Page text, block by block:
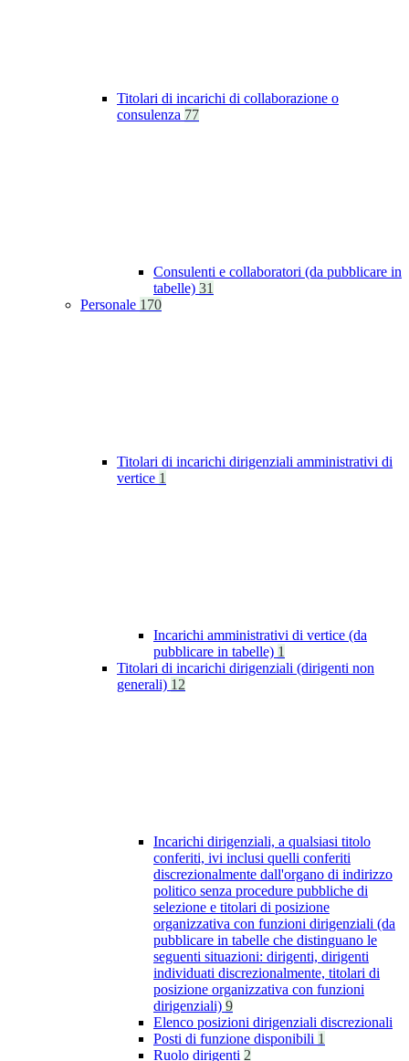
Titolari di incarichi di collaborazione o
consulenza 77
Consulenti e collaboratori (da pubblicare in
tabelle) 31
Personale 170
Titolari di incarichi dirigenziali amministrativi di
vertice 1
Incarichi amministrativi di vertice (da
pubblicare in tabelle) 1
Titolari di incarichi dirigenziali (dirigenti non
generali) 12
Incarichi dirigenziali, a qualsiasi titolo
conferiti, ivi inclusi quelli conferiti
discrezionalmente dall'organo di indirizzo
politico senza procedure pubbliche di
selezione e titolari di posizione
organizzativa con funzioni dirigenziali (da
pubblicare in tabelle che distinguano le
seguenti situazioni: dirigenti, dirigenti
individuati discrezionalmente, titolari di
posizione organizzativa con funzioni
dirigenziali) 9
Elenco posizioni dirigenziali discrezionali
Posti di funzione disponibili 1
Ruolo dirigenti 2